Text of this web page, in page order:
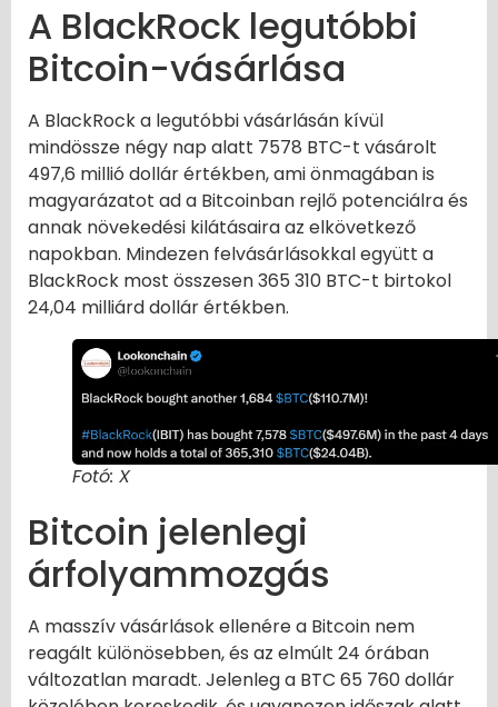
A BlackRock legutóbbi
Bitcoin-vásárlása
A BlackRock a legutóbbi vásárlásán kívül
mindössze négy nap alatt 7578 BTC-t vásárolt
497,6 millió dollár értékben, ami önmagában is
magyarázatot ad a Bitcoinban rejlő potenciálra és
annak növekedési kilátásaira az elkövetkező
napokban. Mindezen felvásárlásokkal együtt a
BlackRock most összesen 365 310 BTC-t birtokol
24,04 milliárd dollár értékben.
Fotó: X
Bitcoin jelenlegi
árfolyammozgás
A masszív vásárlások ellenére a Bitcoin nem
reagált különösebben, és az elmúlt 24 órában
változatlan maradt. Jelenleg a BTC 65 760 dollár